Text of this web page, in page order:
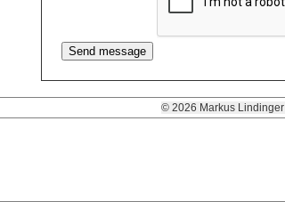
© 2026 Markus Lindinger